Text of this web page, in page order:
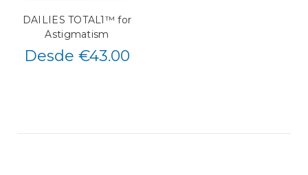
DAILIES TOTAL1™ for
Astigmatism
Desde €43.00